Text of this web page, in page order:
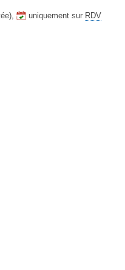
, uniquement sur RDV